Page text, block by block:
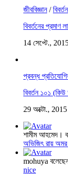
জীববিজ্ঞান/বিবর্তন
বিবর্তনের প্রমাণ
14 সেপ্টে.,
প্রবন্ধ
বিবর্তন ১০১ (কিউ
29 অক্টো., 2015
শামীম আহমেদ।
অভিজিৎ রায়
mohuya
nice